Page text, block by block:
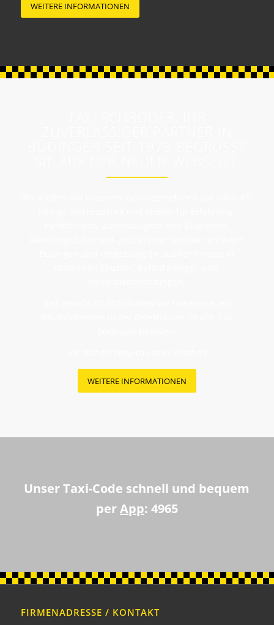
WEITERE INFORMATIONEN
WEITERE INFORMATIONEN
Unser Taxi-Code schnell und bequem
perApp: 4965
FIRMENADRESSE / KONTAKT